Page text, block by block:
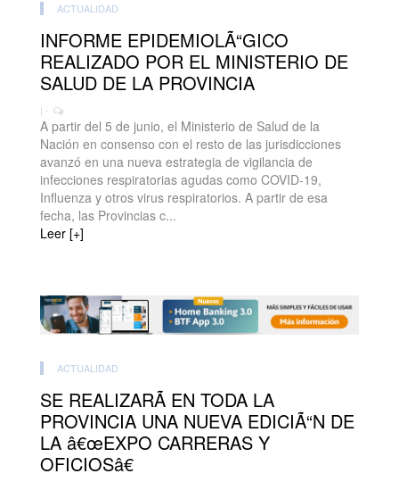
ACTUALIDAD
INFORME EPIDEMIOLÃ“GICO
REALIZADO POR EL MINISTERIO DE
SALUD DE LA PROVINCIA
| -
A partir del 5 de junio, el Ministerio de Salud de la
Nación en consenso con el resto de las jurisdicciones
avanzó en una nueva estrategia de vigilancia de
infecciones respiratorias agudas como COVID-19,
Influenza y otros virus respiratorios. A partir de esa
fecha, las Provincias c...
Leer [+]
ACTUALIDAD
SE REALIZARÃ EN TODA LA
PROVINCIA UNA NUEVA EDICIÃ“N DE
LA â€œEXPO CARRERAS Y
OFICIOSâ€